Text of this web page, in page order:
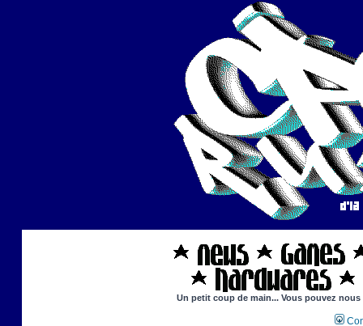
Un petit coup de main... Vous pouvez